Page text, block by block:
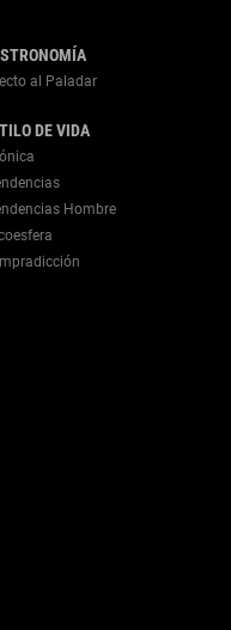
al Paladar
DE VIDA
Hombre